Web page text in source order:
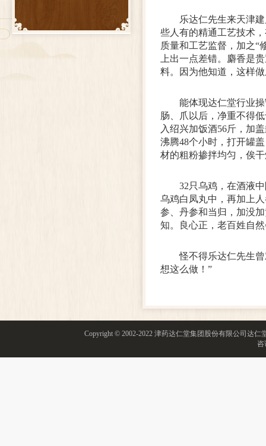
乐达仁先生来天津
些人有的精通工艺技术
质量和工艺监督，加之“
上出一点差错。麝香是
料。因为他知道，这样
能体现达仁堂行业
肠、爪以后，净重不得
入绍兴加饭酒56斤，加
沸腾48个小时，打开罐
材的粗粉掺拌均匀，俟
32只乌鸡，在酒液
乌鸡白凤丸中，再加上
参、丹参和当归，加没
知。良心正，老百姓自
怪不得乐达仁先生
想这么做！”
Copyright © 2002-2022 津药达仁堂集团股份有限公司